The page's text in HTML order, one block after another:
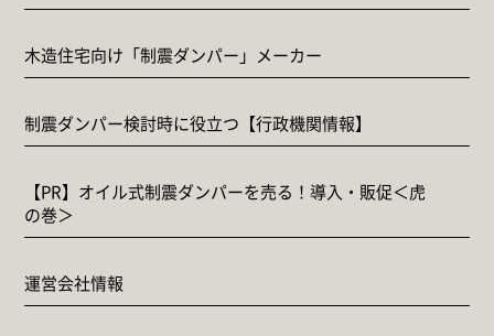
木造住宅向け「制震ダンパー」メーカー
制震ダンパー検討時に役立つ【行政機関情報】
【PR】オイル式制震ダンパーを売る！導入・販促＜虎
の巻＞
運営会社情報